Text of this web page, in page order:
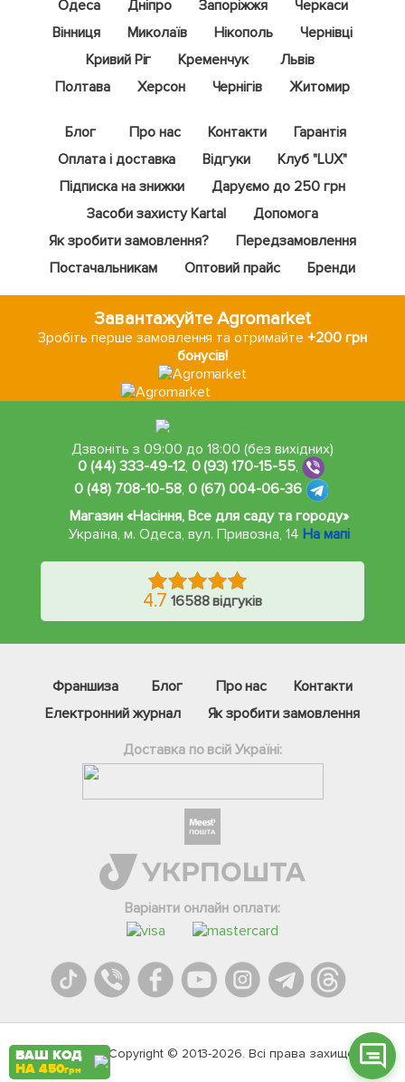
Одеса
Дніпро Запоріжжя
Черкаси
Вінниця
Миколаїв Нікополь
Чернівці
Кривий Ріг
Кременчук
Львів
Полтава
Херсон Чернігів Житомир
Блог Про нас Контакти
Гарантія
Оплата і доставка
Відгуки
Клуб "LUX"
Підписка на знижки
Даруємо до 250 грн
Засоби захисту Kartal
Допомога
Як зробити замовлення?
Передзамовлення
Постачальникам
Оптовий прайс Бренди
Завантажуйте Agromarket
Зробіть перше замовлення та отримайте+200 грн
бонусів!
Дзвоніть з 09:00 до 18:00 (без вихідних)
0 (44) 333-49-12, 0 (93) 170-15-55,
0 (48) 708-10-58, 0 (67) 004-06-36
Магазин «Насіння, Все для саду та городу»
Україна, м. Одеса,вул. Привозна, 14 На мапі
4.7 16588 відгуків
Франшиза Блог Про нас
Контакти
Електронний журнал
Як зробити замовлення
Доставка по всій Україні:
Варіанти онлайн оплати:
Agromarket.Copyright © 2013-2026. Всі права захищені
Телеграм
Вайбер
Онлайн чат
ВАШ КОД
НА 450грн